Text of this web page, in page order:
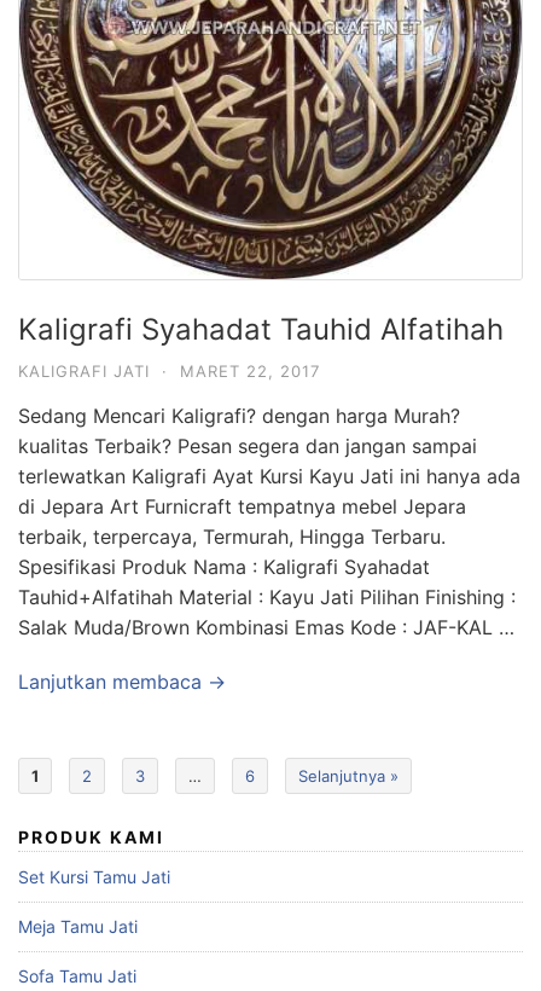
Kaligrafi Syahadat Tauhid Alfatihah
KALIGRAFI JATI · MARET 22, 2017
Sedang Mencari Kaligrafi? dengan harga Murah?
kualitas Terbaik? Pesan segera dan jangan sampai
terlewatkan Kaligrafi Ayat Kursi Kayu Jati ini hanya ada
di Jepara Art Furnicraft tempatnya mebel Jepara
terbaik, terpercaya, Termurah, Hingga Terbaru.
Spesifikasi Produk Nama : Kaligrafi Syahadat
Tauhid+Alfatihah Material : Kayu Jati Pilihan Finishing :
Salak Muda/Brown Kombinasi Emas Kode : JAF-KAL …
Lanjutkan membaca →
1 2 3 … 6 Selanjutnya »
PRODUK KAMI
Set Kursi Tamu Jati
Meja Tamu Jati
Sofa Tamu Jati